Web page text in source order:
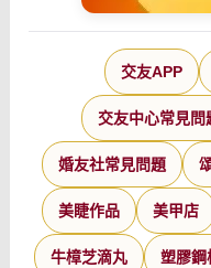
交友APP
交友中心常見問
婚友社常見問題
美睫作品 美甲店
牛樟芝滴丸 塑膠鋼